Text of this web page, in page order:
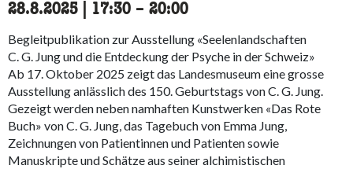
28.8.2025 17:30 accessibility.time_to
– 20:00
Begleitpublikation zur Ausstellung «Seelenlandschaften
C. G. Jung und die Entdeckung der Psyche in der Schweiz»
Ab 17. Oktober 2025 zeigt das Landesmuseum eine grosse
Ausstellung anlässlich des 150. Geburtstags von C. G. Jung.
Gezeigt werden neben namhaften Kunstwerken «Das Rote
Buch» von C. G. Jung, das Tagebuch von Emma Jung,
Zeichnungen von Patientinnen und Patienten sowie
Manuskripte und Schätze aus seiner alchimistischen